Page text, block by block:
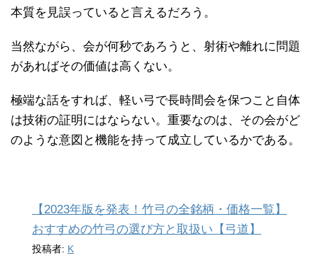
本質を見誤っていると言えるだろう。
当然ながら、会が何秒であろうと、射術や離れに問題
があればその価値は高くない。
極端な話をすれば、軽い弓で長時間会を保つこと自体
は技術の証明にはならない。重要なのは、その会がど
のような意図と機能を持って成立しているかである。
【2023年版を発表！竹弓の全銘柄・価格一覧】
おすすめの竹弓の選び方と取扱い【弓道】
投稿者: K